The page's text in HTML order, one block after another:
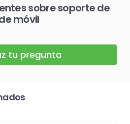
sobre soporte de
móvil
tu pregunta